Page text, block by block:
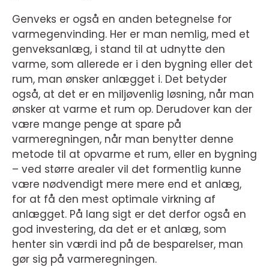
Genveks er også en anden betegnelse for
varmegenvinding. Her er man nemlig, med et
genveksanlæg, i stand til at udnytte den
varme, som allerede er i den bygning eller det
rum, man ønsker anlægget i. Det betyder
også, at det er en miljøvenlig løsning, når man
ønsker at varme et rum op. Derudover kan der
være mange penge at spare på
varmeregningen, når man benytter denne
metode til at opvarme et rum, eller en bygning
– ved større arealer vil det formentlig kunne
være nødvendigt mere mere end et anlæg,
for at få den mest optimale virkning af
anlægget. På lang sigt er det derfor også en
god investering, da det er et anlæg, som
henter sin værdi ind på de besparelser, man
gør sig på varmeregningen.